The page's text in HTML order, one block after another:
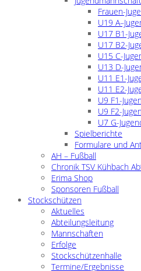
Frauen-
U19
U17 B1-
U17 B2-
U15 C-
U13 D-
U11 E1-
U11 E2-
U9 F1-
U9 F2-
U7 G-
Spielberichte
Formulare und
AH – Fußball
Chronik TSV Kühbach
Erima Shop
Sponsoren Fußball
Stockschützen
Aktuelles
Abteilungsleitung
Mannschaften
Erfolge
Stockschützenhalle
Termine/Ergebnisse